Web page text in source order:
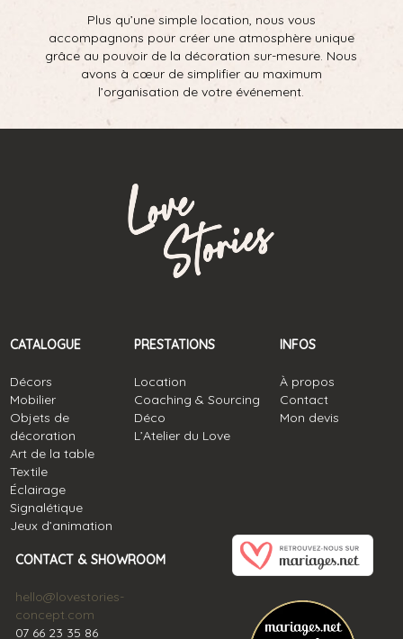
Plus qu’une simple location, nous vous
accompagnons pour créer une atmosphère unique
grâce au pouvoir de la décoration sur-mesure. Nous
avons à cœur de simplifier au maximum
l’organisation de votre événement.
CATALOGUE
Décors
Mobilier
Objets de
décoration
Art de la table
Textile
Éclairage
Signalétique
Jeux d’animation
PRESTATIONS
Location
Coaching & Sourcing
Déco
L’Atelier du Love
INFOS
À propos
Contact
Mon devis
CONTACT & SHOWROOM
hello@lovestories-
concept.com
07 66 23 35 86